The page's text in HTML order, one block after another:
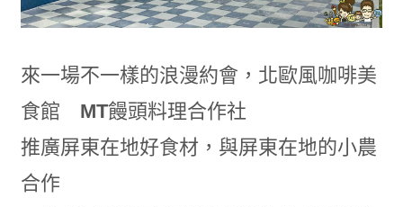
來一場不一樣的浪漫約會，北歐風咖啡美
食館 MT饅頭料理合作社
推廣屏東在地好食材，與屏東在地的小農
合作